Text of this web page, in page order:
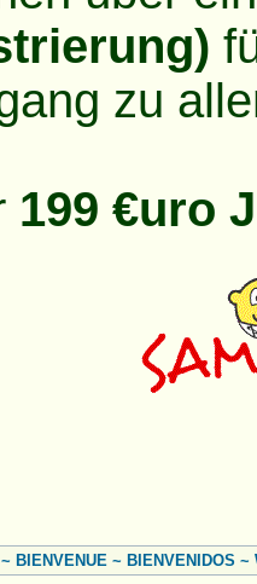
zu
199 €uro
BIENVENUE ~ BIENVENIDOS ~